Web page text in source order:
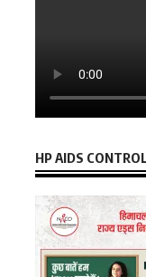
HP AIDS